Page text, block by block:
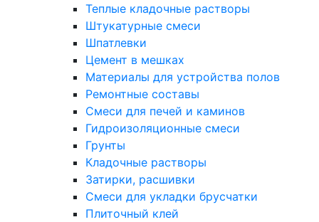
Теплые кладочные растворы
Штукатурные смеси
Шпатлевки
Цемент в мешках
Материалы для устройства полов
Ремонтные составы
Смеси для печей и каминов
Гидроизоляционные смеси
Грунты
Кладочные растворы
Затирки, расшивки
Смеси для укладки брусчатки
Плиточный клей